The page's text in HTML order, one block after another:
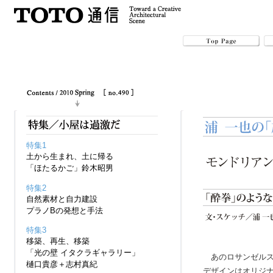
特集1
土から生まれ、土に帰る
「ほたるかご」鈴木昭男
特集2
自然素材と自力建設
プラノBの発想と手法
特集3
移築、再生、移築
「光の壁 イタクラギャラリー」
樋口貴彦＋志村真紀
あのロサンゼル
デザインはオリジ